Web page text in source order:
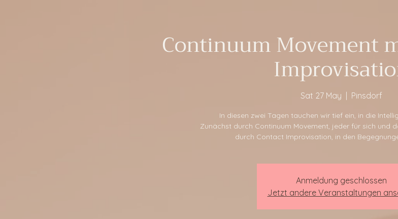
Continuum Movement
Sat 27 May Pinsdorf
In diesen zwei Tagen tauchen wir tief ein, in die
Zunächst durch Continuum Movement, jeder für sich und
durch Contact Improvisation, in den
Anmeldung geschlossen
Jetzt andere Veranstaltungen